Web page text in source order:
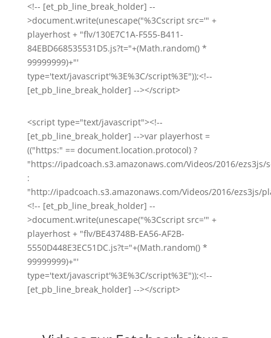
<!-- [et_pb_line_break_holder] --
>document.write(unescape("%3Cscript src='" +
playerhost + "flv/130E7C1A-F555-B411-
84EBD668535531D5.js?t="+(Math.random() *
99999999)+"'
type='text/javascript'%3E%3C/script%3E"));<!--
[et_pb_line_break_holder] --></script>
<script type="text/javascript"><!--
[et_pb_line_break_holder] -->var playerhost =
(("https:" == document.location.protocol) ?
"https://ipadcoach.s3.amazonaws.com/Videos/2016/ezs3js/
:
"http://ipadcoach.s3.amazonaws.com/Videos/2016/ezs3js/
<!-- [et_pb_line_break_holder] --
>document.write(unescape("%3Cscript src='" +
playerhost + "flv/BE43748B-EA56-AF2B-
5550D448E3EC51DC.js?t="+(Math.random() *
99999999)+"'
type='text/javascript'%3E%3C/script%3E"));<!--
[et_pb_line_break_holder] --></script>